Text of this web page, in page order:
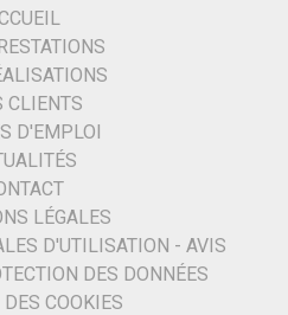
CLIENTS
D'EMPLOI
LÉGALES
D'UTILISATION - AVIS
DES DONNÉES
COOKIES